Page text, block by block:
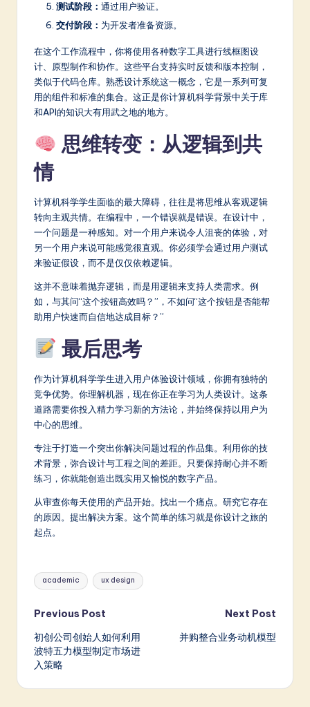
测试阶段： 通过用户验证。
交付阶段： 为开发者准备资源。
在这个工作流程中，你将使用各种数字工具进行线框图设
计、原型制作和协作。这些平台支持实时反馈和版本控制，
类似于代码仓库。熟悉设计系统这一概念，它是一系列可复
用的组件和标准的集合。这正是你计算机科学背景中关于库
和API的知识大有用武之地的地方。
思维转变：从逻辑到共
情
计算机科学学生面临的最大障碍，往往是将思维从客观逻辑
转向主观共情。在编程中，一个错误就是错误。在设计中，
一个问题是一种感知。对一个用户来说令人沮丧的体验，对
另一个用户来说可能感觉很直观。你必须学会通过用户测试
来验证假设，而不是仅仅依赖逻辑。
这并不意味着抛弃逻辑，而是用逻辑来支持人类需求。例
如，与其问“这个按钮高效吗？”，不如问“这个按钮是否能帮
助用户快速而自信地达成目标？”
最后思考
作为计算机科学学生进入用户体验设计领域，你拥有独特的
竞争优势。你理解机器，现在你正在学习为人类设计。这条
道路需要你投入精力学习新的方法论，并始终保持以用户为
中心的思维。
专注于打造一个突出你解决问题过程的作品集。利用你的技
术背景，弥合设计与工程之间的差距。只要保持耐心并不断
练习，你就能创造出既实用又愉悦的数字产品。
从审查你每天使用的产品开始。找出一个痛点。研究它存在
的原因。提出解决方案。这个简单的练习就是你设计之旅的
起点。
Tags:
academic ux design
Post
navigation
Previous Post
初创公司创始人如何利用
波特五力模型制定市场进
入策略
Next Post
并购整合业务动机模型